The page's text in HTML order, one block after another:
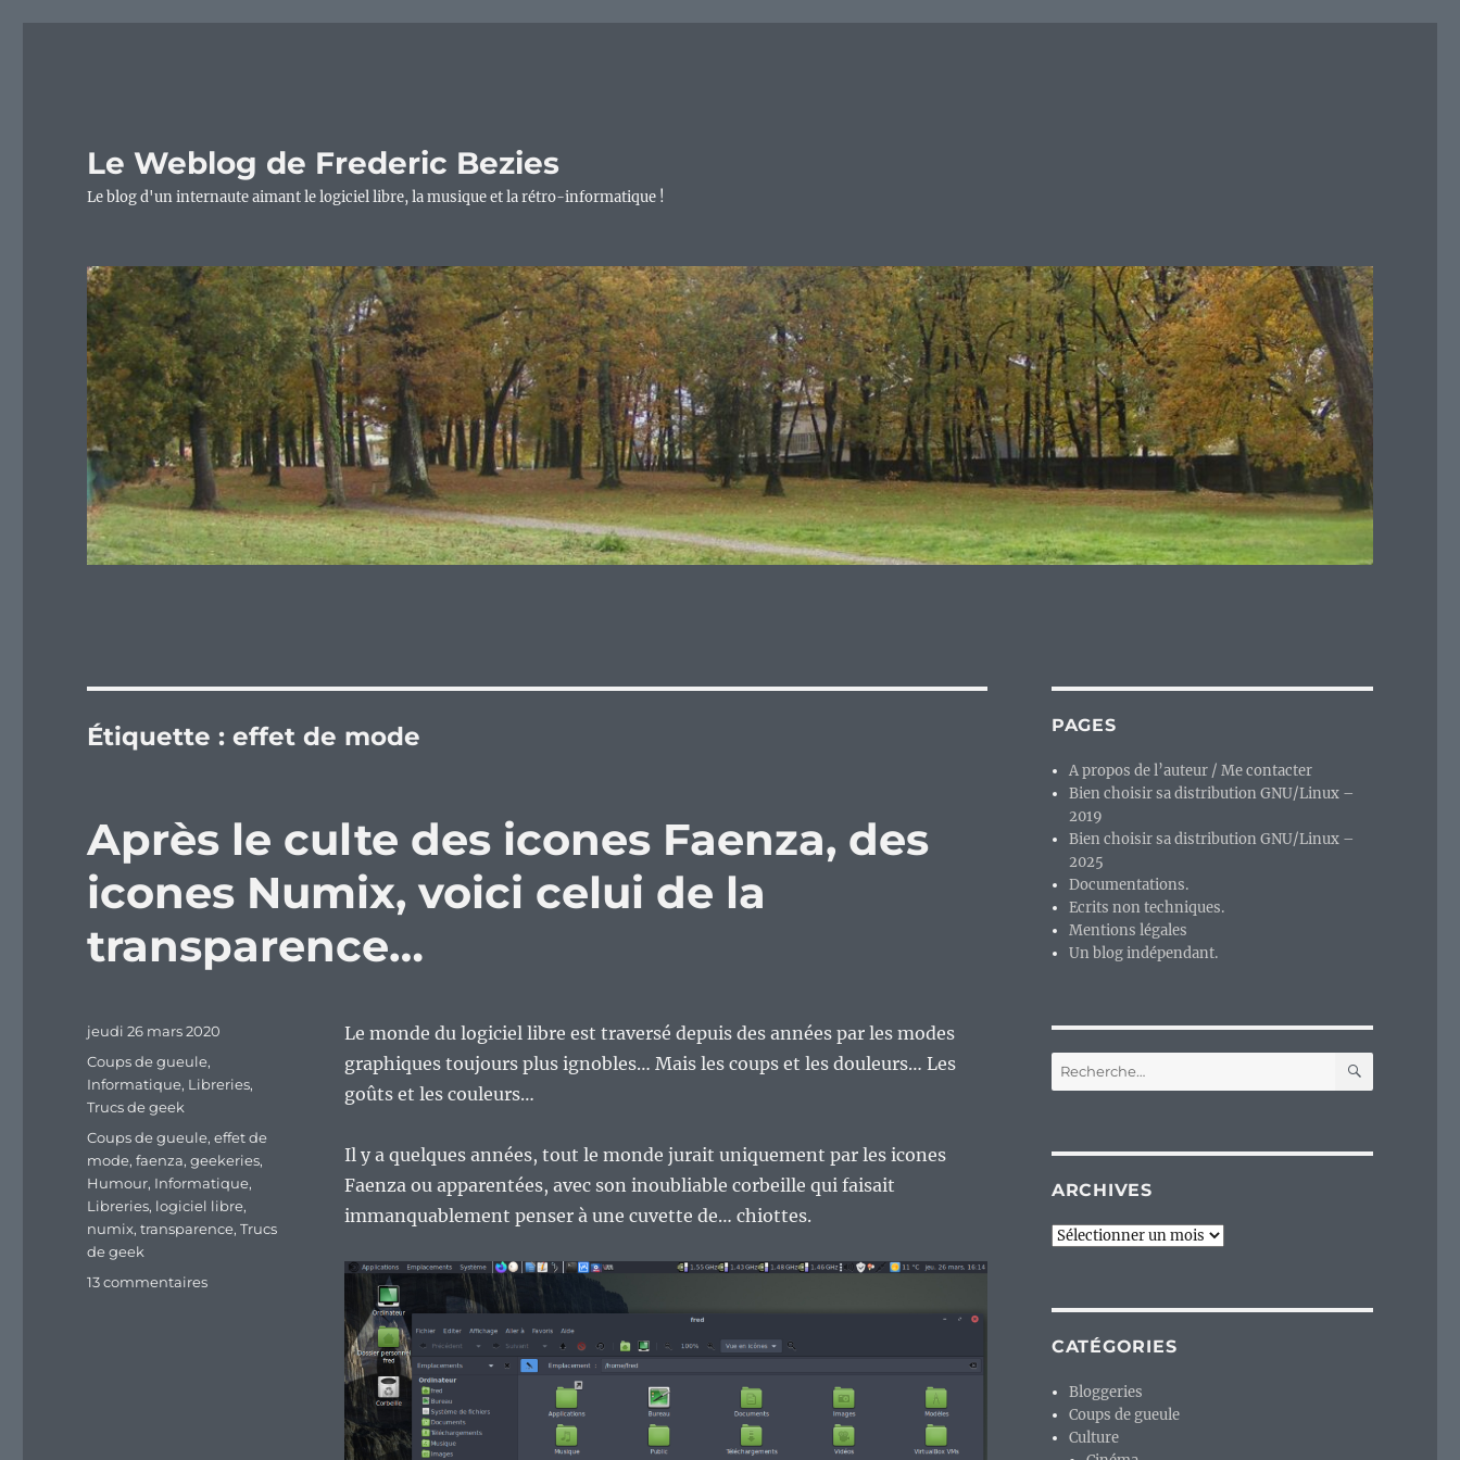
Le Weblog de Frederic Bezies
Le blog d'un internaute aimant le logiciel libre, la musique et la rétro-informatique !
Étiquette :effet de mode
Après le culte des icones Faenza, des
icones Numix, voici celui de la
transparence…
Le monde du logiciel libre est traversé depuis des années par les modes
graphiques toujours plus ignobles… Mais les coups et les douleurs… Les
goûts et les couleurs…
Il y a quelques années, tout le monde jurait uniquement par les icones
Faenza ou apparentées, avec son inoubliable corbeille qui faisait
immanquablement penser à une cuvette de… chiottes.
Publié
jeudi 26 mars 2020
Catégories
Coups de gueule,
Informatique, Libreries,
Trucs de geek
Étiquettes
Coups de gueule,effet de
mode,faenza,geekeries,
Humour, Informatique,
Libreries, logiciel libre,
numix,transparence,Trucs
de geek
13 commentairessur
PAGES
A propos de l’auteur / Me contacter
Bien choisir sa distribution GNU/Linux –
2019
Bien choisir sa distribution GNU/Linux –
2025
Documentations.
Ecrits non techniques.
Mentions légales
Un blog indépendant.
Recherche
pour :
ARCHIVES
Archives
CATÉGORIES
Bloggeries
Coups de gueule
Culture